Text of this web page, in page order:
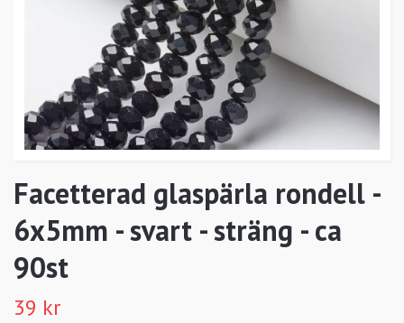
Facetterad glaspärla rondell -
6x5mm - svart - sträng - ca
90st
39 kr